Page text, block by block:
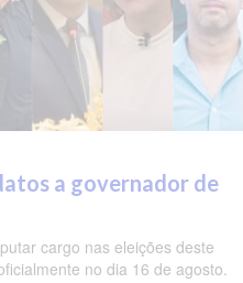
a governador de
cargo nas eleições deste
no dia 16 de agosto.